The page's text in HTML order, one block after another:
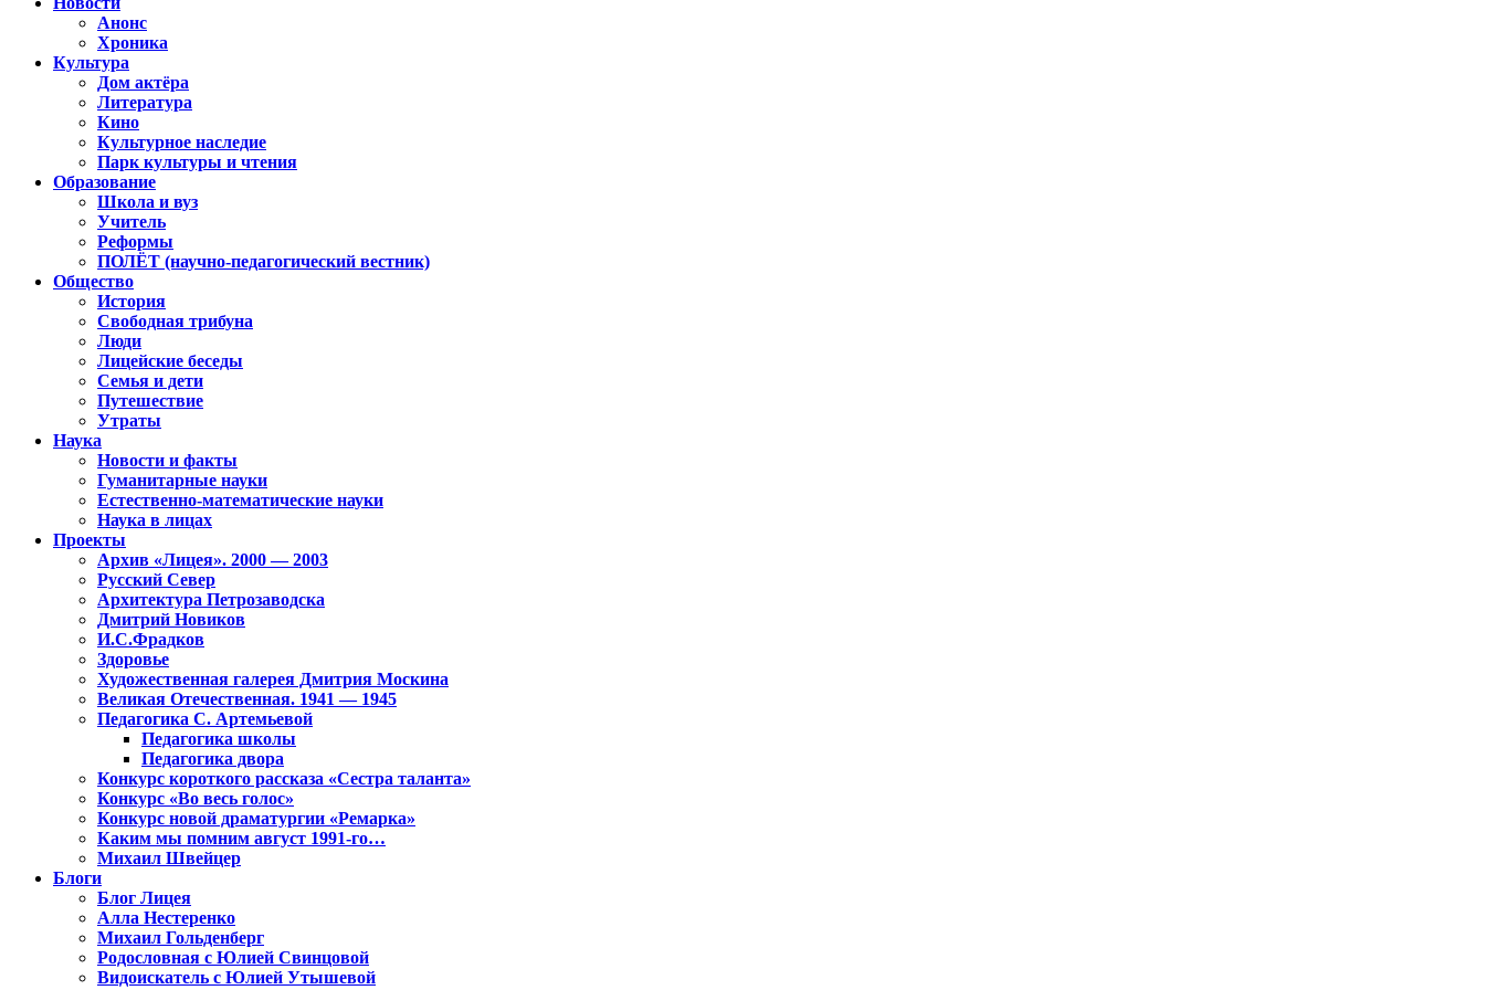
Анонс
Хроника
Культура
Дом актёра
Литература
Кино
Культурное наследие
Парк культуры и чтения
Образование
Школа и вуз
Учитель
Реформы
ПОЛЁТ (научно-педагогический вестник)
Общество
История
Свободная трибуна
Люди
Лицейские беседы
Семья и дети
Путешествие
Утраты
Наука
Новости и факты
Гуманитарные науки
Естественно-математические науки
Наука в лицах
Проекты
Архив «Лицея». 2000 — 2003
Русский Север
Архитектура Петрозаводска
Дмитрий Новиков
И.С.Фрадков
Здоровье
Художественная галерея Дмитрия Москина
Великая Отечественная. 1941 — 1945
Педагогика С. Артемьевой
Педагогика школы
Педагогика двора
Конкурс короткого рассказа «Сестра таланта»
Конкурс «Во весь голос»
Конкурс новой драматургии «Ремарка»
Каким мы помним август 1991-го…
Михаил Швейцер
Блоги
Блог Лицея
Алла Нестеренко
Михаил Гольденберг
Родословная с Юлией Свинцовой
Видоискатель с Юлией Утышевой